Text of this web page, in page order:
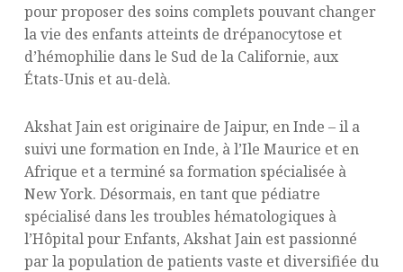
pour proposer des soins complets pouvant changer
la vie des enfants atteints de drépanocytose et
d’hémophilie dans le Sud de la Californie, aux
États-Unis et au-delà.
Akshat Jain est originaire de Jaipur, en Inde – il a
suivi une formation en Inde, à l’Ile Maurice et en
Afrique et a terminé sa formation spécialisée à
New York. Désormais, en tant que pédiatre
spécialisé dans les troubles hématologiques à
l’Hôpital pour Enfants, Akshat Jain est passionné
par la population de patients vaste et diversifiée du